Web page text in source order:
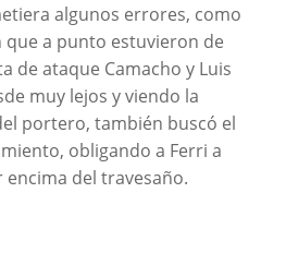
algunos errores, como
a punto estuvieron de
de ataque Camacho y Luis
muy lejos y viendo la
portero, también buscó el
obligando a Ferri a
del travesaño.